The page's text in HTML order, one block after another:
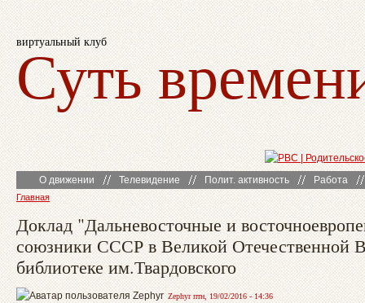
виртуальный клуб
Суть
О движении Телевидение Полит. активность Работа
Главная
Доклад "Дальневосточные и
союзники СССР в Великой Отечественной
библиотеке им.Твардовского
Zephyr птн, 19/02/2016 - 14:36